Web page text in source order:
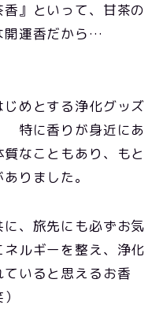
』といって、甘茶の
開運香だから…
めとする浄化グッズ
特に香りが身近にあ
なこともあり、もと
ありました。
、旅先にも必ずお気
ルギーを整え、浄化
いると思えるお香